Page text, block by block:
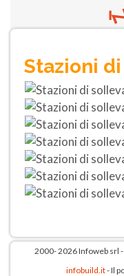
Stazioni
2000- 2026 Infoweb srl
infobuild.it- Il